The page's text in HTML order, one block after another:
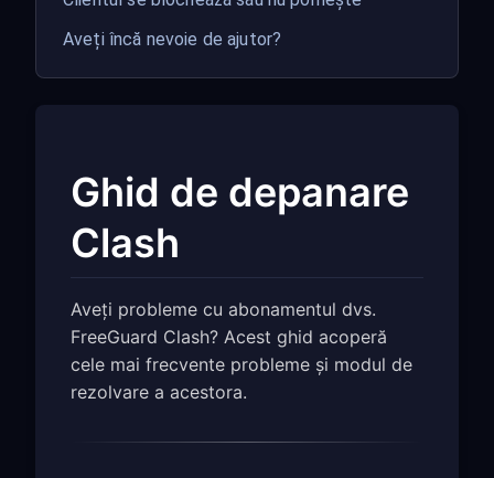
Aveți încă nevoie de ajutor?
Ghid de depanare
Clash
Aveți probleme cu abonamentul dvs.
FreeGuard Clash? Acest ghid acoperă
cele mai frecvente probleme și modul de
rezolvare a acestora.